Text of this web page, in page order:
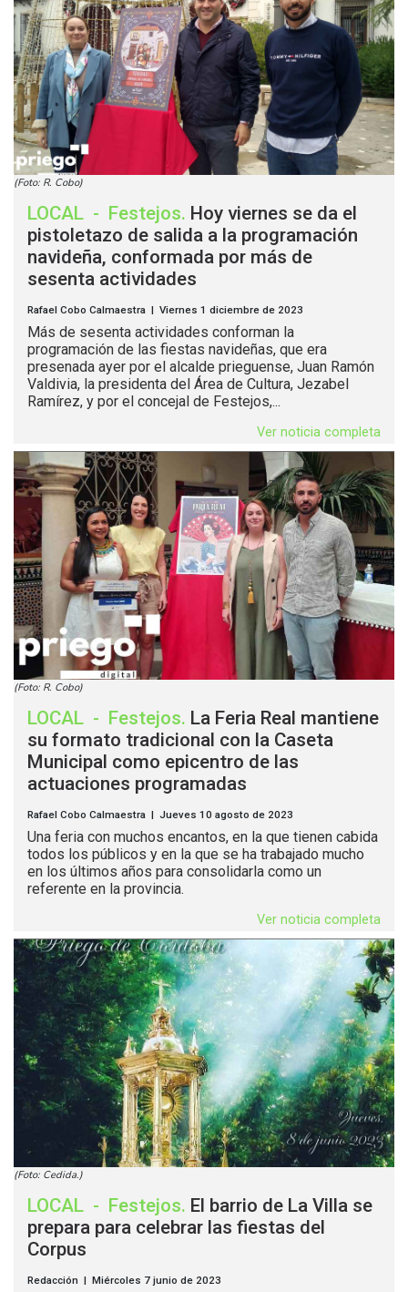
(Foto: R. Cobo)
LOCAL - Festejos. Hoy viernes se da el
pistoletazo de salida a la programación
navideña, conformada por más de
sesenta actividades
Rafael Cobo Calmaestra | Viernes 1 diciembre de 2023
Más de sesenta actividades conforman la
programación de las fiestas navideñas, que era
presenada ayer por el alcalde prieguense, Juan Ramón
Valdivia, la presidenta del Área de Cultura, Jezabel
Ramírez, y por el concejal de Festejos,...
Ver noticia completa
(Foto: R. Cobo)
LOCAL - Festejos. La Feria Real mantiene
su formato tradicional con la Caseta
Municipal como epicentro de las
actuaciones programadas
Rafael Cobo Calmaestra | Jueves 10 agosto de 2023
Una feria con muchos encantos, en la que tienen cabida
todos los públicos y en la que se ha trabajado mucho
en los últimos años para consolidarla como un
referente en la provincia.
Ver noticia completa
(Foto: Cedida.)
LOCAL - Festejos. El barrio de La Villa se
prepara para celebrar las fiestas del
Corpus
Redacción | Miércoles 7 junio de 2023